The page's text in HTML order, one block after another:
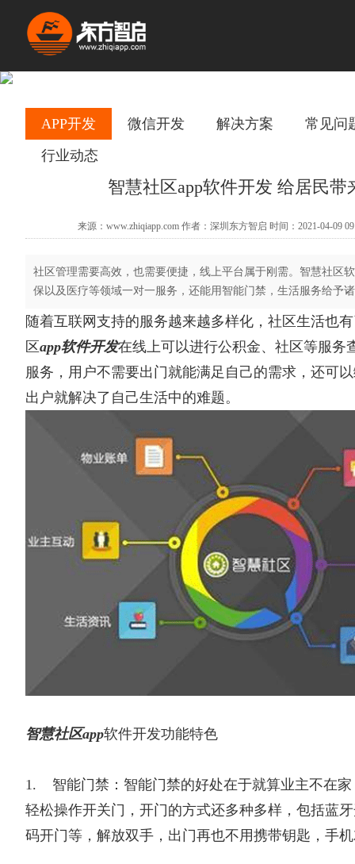
APP开发 微信开发 解决方案
常见问
行业动态
智慧社区app软件开发 给居民带
来源：www.zhiqiapp.com 作者：深圳东方智启 时间：2021-04-09
社区管理需要高效，也需要便捷，线上平台属于刚需。智慧社区
保以及医疗等领域一对一服务，还能用智能门禁，生活服务给予
随着互联网支持的服务越来越多样化，社区生活也
区app软件开发在线上可以进行公积金、社区等服务
服务，用户不需要出门就能满足自己的需求，还可
出户就解决了自己生活中的难题。
智慧社区app软件开发功能特色
1. 智能门禁：智能门禁的好处在于就算业主不在家
轻松操作开关门，开门的方式还多种多样，包括蓝
码开门等，解放双手，出门再也不用携带钥匙，手